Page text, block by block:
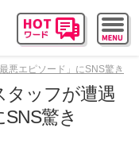
悪エピソード」にSNS驚き
ッフが遭遇
驚き